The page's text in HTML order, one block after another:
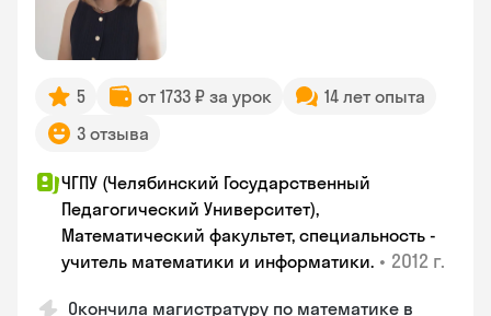
5 от 1733 ₽ за урок
14 лет опыта
3 отзыва
ЧГПУ (Челябинский Государственный
Педагогический Университет),
Математический факультет, специальность -
учитель математики и информатики. • 2012 г.
Окончила магистратуру по математике в